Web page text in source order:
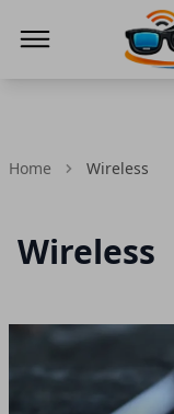
Home Wireless
Wireless
Articoli in Evidenza